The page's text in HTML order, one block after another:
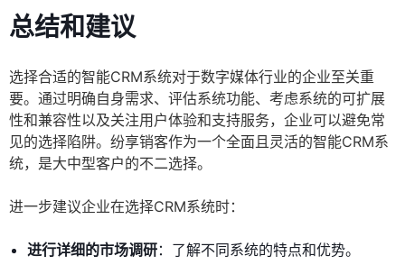
总结和建议
选择合适的智能CRM系统对于数字媒体行业的企业至关重
要。通过明确自身需求、评估系统功能、考虑系统的可扩展
性和兼容性以及关注用户体验和支持服务，企业可以避免常
见的选择陷阱。纷享销客作为一个全面且灵活的智能CRM系
统，是大中型客户的不二选择。
进一步建议企业在选择CRM系统时：
进行详细的市场调研：了解不同系统的特点和优势。